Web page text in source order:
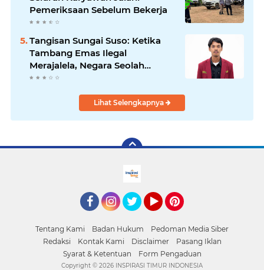
Pemeriksaan Sebelum Bekerja
Tangisan Sungai Suso: Ketika
Tambang Emas Ilegal
Merajalela, Negara Seolah
Memilih Diam
Lihat Selengkapnya
Tentang Kami Badan Hukum
Pedoman Media Siber
Redaksi
Kontak Kami Disclaimer
Pasang Iklan
Syarat & Ketentuan
Form Pengaduan
Copyright © 2026 INSPIRASI TIMUR INDONESIA